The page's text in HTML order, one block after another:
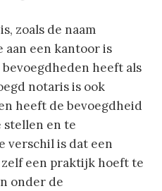
zoals de naam
aan een kantoor is
heeft als
notaris is ook
heeft de bevoegdheid
stellen en te
verschil is dat een
een praktijk hoeft te
onder de